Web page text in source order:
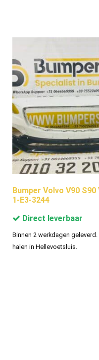
Bumper Volvo V90
1-E3-3244
Direct leverbaar
Binnen 2 werkdagen
halen in Hellevoetsluis.